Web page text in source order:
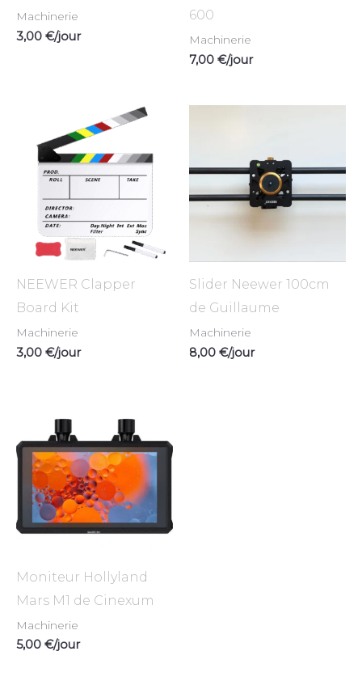
Machinerie
3,00 €/jour
600
Machinerie
7,00 €/jour
NEEWER Clapper
Board Kit
Machinerie
3,00 €/jour
Slider Neewer 100cm
de Guillaume
Machinerie
8,00 €/jour
Moniteur Hollyland
Mars M1 de Cinexum
Machinerie
5,00 €/jour